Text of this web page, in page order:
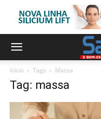
Início Tags Massa
Tag: massa